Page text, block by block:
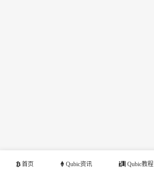
首页 Qubic资讯 Qubic教程